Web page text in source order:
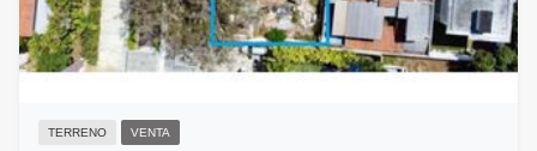
TERRENO VENTA